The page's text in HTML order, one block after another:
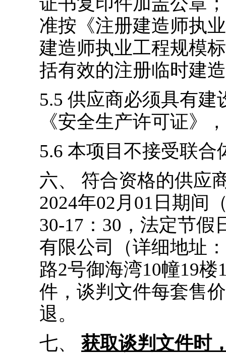
准按《注册建造师执
建造师执业工程规模
括有效的注册临时建
5.5 供应商必须具有建
《安全生产许可证》
5.6 本项目不接受联合
六、 符合资格的供应
2024年02月01日期间
30-17：30 ，法定节
有限公司（详细地址：
路2号御海湾10幢19
件，谈判文件每套售
退。
七、 获取谈判文件时